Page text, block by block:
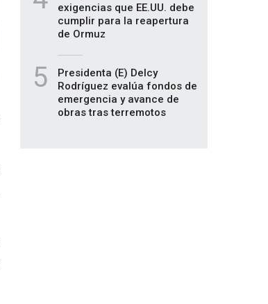
exigencias que EE.UU. debe
cumplir para la reapertura
de Ormuz
5
Presidenta (E) Delcy
Rodríguez evalúa fondos de
emergencia y avance de
obras tras terremotos